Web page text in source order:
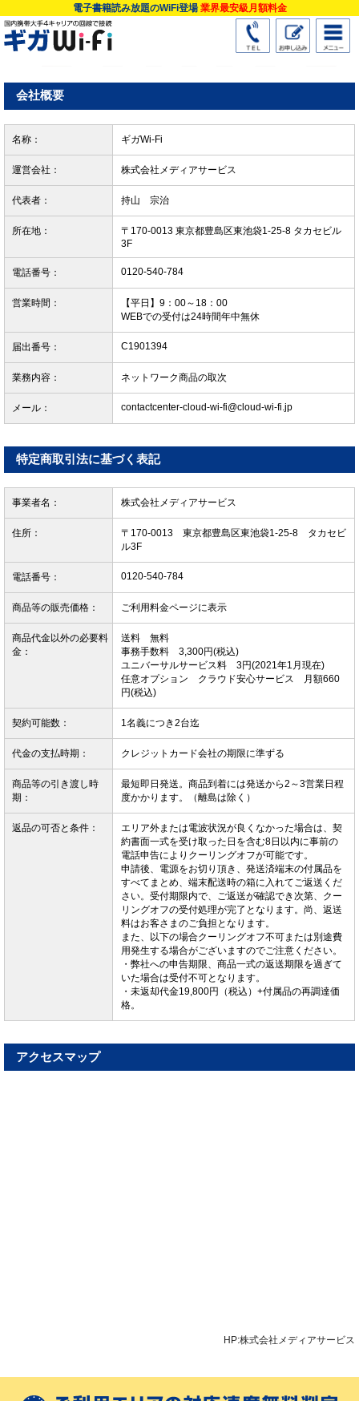
電子書籍読み放題のWiFi登場 業界最安級月額料金
会社概要
名称： ギガWi-Fi
運営会社： 株式会社メディアサービス
代表者： 持山 宗治
所在地：
〒170-0013 東京都豊島区東池袋1-25-8 タカセビル
3F
電話番号： 0120-540-784
営業時間：
【平日】9：00～18：00
WEBでの受付は24時間年中無休
届出番号： C1901394
業務内容： ネットワーク商品の取次
メール： contactcenter-cloud-wi-fi@cloud-wi-fi.jp
特定商取引法に基づく表記
事業者名： 株式会社メディアサービス
住所：
〒170-0013 東京都豊島区東池袋1-25-8 タカセビ
ル3F
電話番号： 0120-540-784
商品等の販売価格： ご利用料金ページに表示
商品代金以外の必要料
金：
送料 無料
事務手数料 3,300円(税込)
ユニバーサルサービス料 3円(2021年1月現在)
任意オプション クラウド安心サービス 月額660
円(税込)
契約可能数： 1名義につき2台迄
代金の支払時期： クレジットカード会社の期限に準ずる
商品等の引き渡し時
期：
最短即日発送。商品到着には発送から2～3営業日程
度かかります。（離島は除く）
返品の可否と条件：
エリア外または電波状況が良くなかった場合は、契
約書面一式を受け取った日を含む8日以内に事前の
電話申告によりクーリングオフが可能です。
申請後、電源をお切り頂き、発送済端末の付属品を
すべてまとめ、端末配送時の箱に入れてご返送くだ
さい。受付期限内で、ご返送が確認でき次第、クー
リングオフの受付処理が完了となります。尚、返送
料はお客さまのご負担となります。
また、以下の場合クーリングオフ不可または別途費
用発生する場合がございますのでご注意ください。
・弊社への申告期限、商品一式の返送期限を過ぎて
いた場合は受付不可となります。
・未返却代金19,800円（税込）+付属品の再調達価
格。
アクセスマップ
HP:株式会社メディアサービス